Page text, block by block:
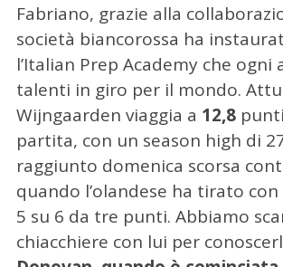
Fabriano, grazie alla
società biancorossa ha
l’Italian Prep Academy che ogni
talenti in giro per il mondo.
Wijngaarden viaggia a 12,8punti
partita, con un season high di
raggiunto domenica scorsa
quando l’olandese ha tirato
5 su 6 da tre punti. Abbiamo
chiacchiere con lui per